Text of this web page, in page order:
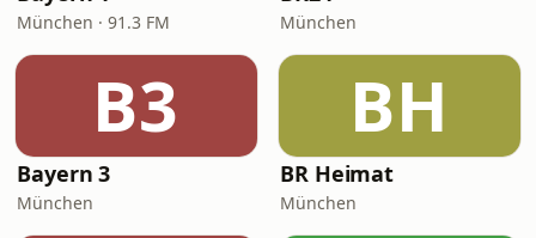
München · 91.3 FM München
B3
Bayern 3
München
BH
BR Heimat
München